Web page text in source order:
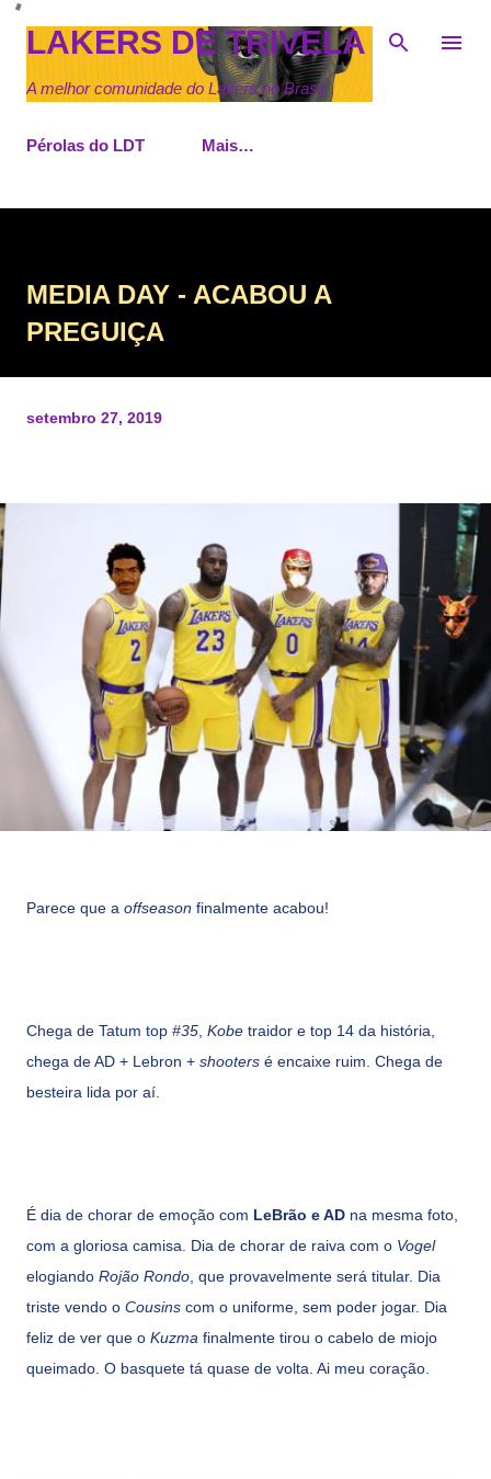
Pular para o conteúdo principal
LAKERS DE TRIVELA
A melhor comunidade do Lakers no Brasil
Pérolas do LDT Mais…
MEDIA DAY - ACABOU A
PREGUIÇA
setembro 27, 2019
Parece que a offseason finalmente acabou!
Chega de Tatum top #35 Kobe traidor e top 14 da história,
chega de AD + Lebron + shooters é encaixe ruim. Chega de
besteira lida por aí.
É dia de chorar de emoção com LeBrão e AD na mesma foto,
com a gloriosa camisa. Dia de chorar de raiva com o Vogel
elogiando Rojão Rondo , que provavelmente será titular. Dia
triste vendo o Cousins com o uniforme, sem poder jogar. Dia
feliz de ver que o Kuzma finalmente tirou o cabelo de miojo
queimado. O basquete tá quase de volta. Ai meu coração.